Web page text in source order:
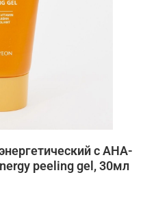
с AHA-
peeling gel, 30мл